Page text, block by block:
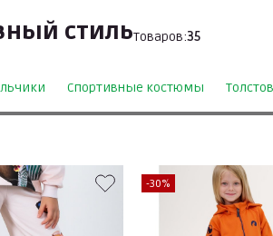
стильТоваров:35
Спортивные костюмы
-30%